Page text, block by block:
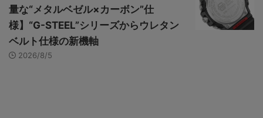
量な“メタルベゼル×カーボン”仕
様】“G-STEEL”シリーズからウレタン
ベルト仕様の新機軸
2026/8/5